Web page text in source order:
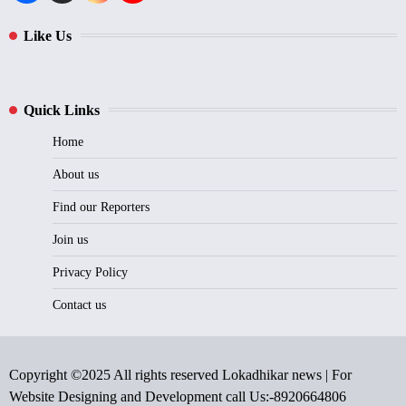
Like Us
Quick Links
Home
About us
Find our Reporters
Join us
Privacy Policy
Contact us
Copyright ©2025 All rights reserved Lokadhikar news | For
Website Designing and Development call Us:-8920664806